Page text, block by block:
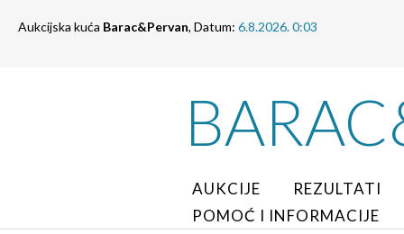
Aukcijska kuća Barac&Pervan, Datum: 6.8.2026. 0:03
AUKCIJE
REZULTATI
POMOĆ I INFORMACIJE